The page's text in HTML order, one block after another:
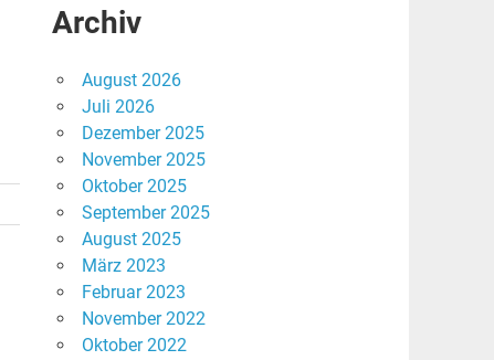
Archiv
August 2026
Juli 2026
Dezember 2025
November 2025
Oktober 2025
September 2025
August 2025
März 2023
Februar 2023
November 2022
Oktober 2022